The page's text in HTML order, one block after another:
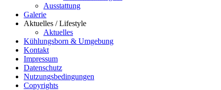
Ausstattung
Galerie
Aktuelles / Lifestyle
Aktuelles
Kühlungsborn & Umgebung
Kontakt
Impressum
Datenschutz
Nutzungsbedingungen
Copyrights